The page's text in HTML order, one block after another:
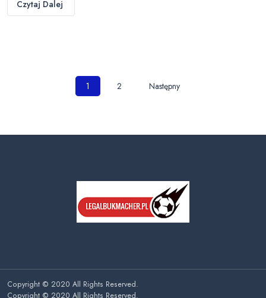
Czytaj Dalej
Nawigacja
1 2 Następny
Copyright © 2020 All Rights Reserved.
Copyright © 2020 All Rights Reserved.